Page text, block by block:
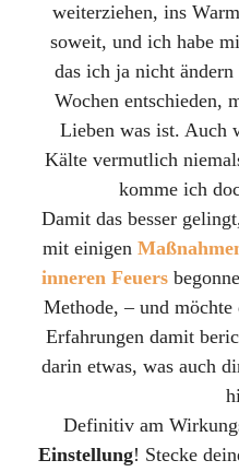
weiterziehen, ins
soweit, und ich habe
das ich ja nicht
Wochen entschieden,
Lieben was ist. Auch
Kälte vermutlich
komme ich
Damit das besser
mit einigen
inneren Feuers
Methode, – und
Erfahrungen damit
darin etwas, was auch
Definitiv am
Einstellung! Stecke